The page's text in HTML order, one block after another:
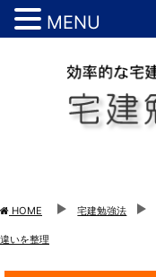
HOME 宅建勉強法
違いを整理
MENU